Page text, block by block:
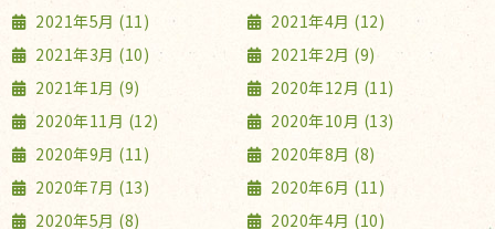
2021年5月 (11)
2021年4月 (12)
2021年3月 (10)
2021年2月 (9)
2021年1月 (9)
2020年12月 (11)
2020年11月 (12)
2020年10月 (13)
2020年9月 (11)
2020年8月 (8)
2020年7月 (13)
2020年6月 (11)
2020年5月 (8)
2020年4月 (10)